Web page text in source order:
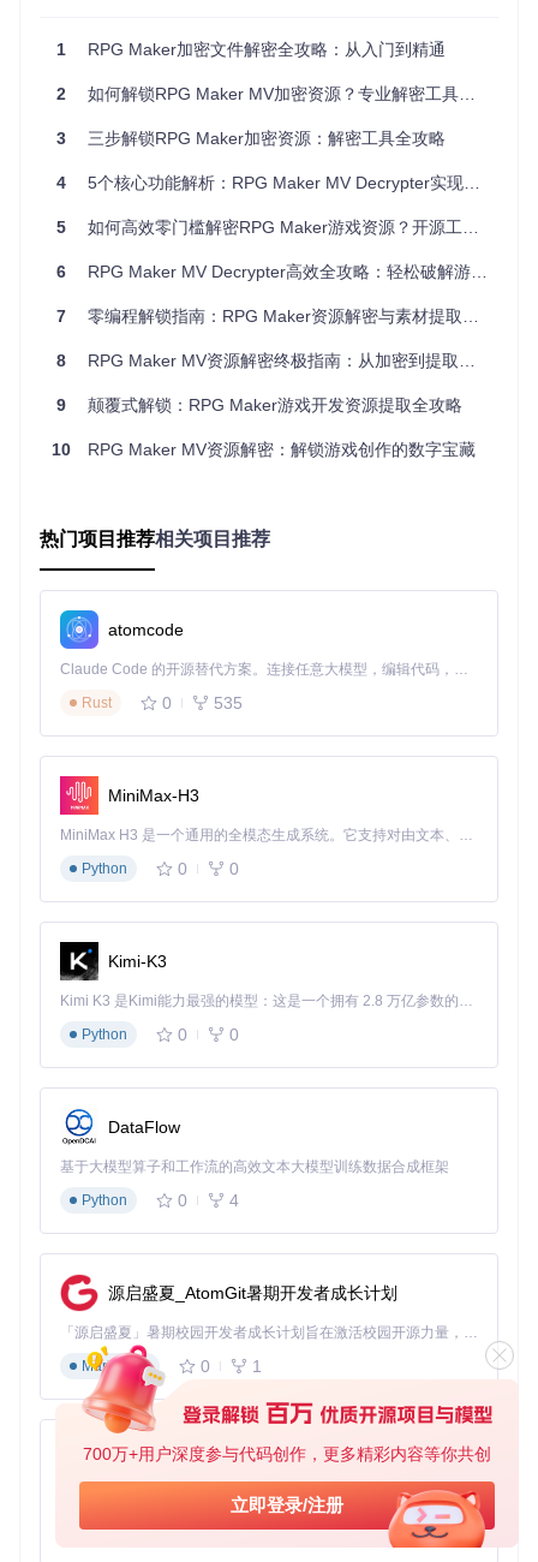
700万+用户深度参与代码创作，更多精彩内容等你共创
立即登录/注册
算法支持
项目生成功能 ：可自动还原完整的游戏项目结构
批量处理支持：支持多文件同时解密和目录级操作
版本并应用对应解密算法的核心组件），即使文件被重命名或
程。
操作指南：从安装到解密的完整流程
.NET Framework 4.5或更高版本（Windows系统）
Git工具（用于获取源码）
根据操作系统选择对应版本
Windows用户：直接使用Deploy目录下的可执行文件
其他系统：通过源码编译生成可执行文件
图形界面使用（适合新手用户）
在左侧文件列表中选择需要解密的资源
点击"Extract"按钮指定输出目录
勾选"Generate Project"可生成完整项目结构
预期结果
：解密后的文件将按原始目录结构保存，可直接用于
修改或分析。
命令行使用（适合进阶用户）
基本解密命令
生成项目文件
成功解密的文件数量和保存路径。
进阶技巧：不同用户类型的效率提升方案
新手用户指南
优先使用图形界面版本，直观了解文件结构
从单个小文件开始尝试，熟悉解密流程
利用"Generate Project"功能快速搭建可编辑的项目环境
进阶用户方案
创建批处理脚本处理多个游戏资源
1 RPG Maker加密文件解密全攻略：从入门到精通
2 如何解锁RPG Maker MV加密资源？专业解密工具全解析
3 三步解锁RPG Maker加密资源：解密工具全攻略
4 5个核心功能解析：RPG Maker MV Decrypter实现游戏资源解密全攻略
5 如何高效零门槛解密RPG Maker游戏资源？开源工具RPG Maker MV Decrypter全攻略
6 RPG Maker MV Decrypter高效全攻略：轻松破解游戏加密资源
7 零编程解锁指南：RPG Maker资源解密与素材提取完全攻略
8 RPG Maker MV资源解密终极指南：从加密到提取的完整实战攻略
9 颠覆式解锁：RPG Maker游戏开发资源提取全攻略
10 RPG Maker MV资源解密：解锁游戏创作的数字宝藏
热门项目推荐相关项目推荐
atomcode
Claude Code 的开源替代方案。连接任意大模型，编辑代码，运行命令，自动验证 — 全自动执行。用 Rust 构建，极致性能。 ｜ An open-source alternative to Claude Code. Connect any LLM, edit code, run commands, and verify changes — autonomously. Built in Rust for speed. Get Started
Rust
0 535
MiniMax-H3
MiniMax H3 是一个通用的全模态生成系统。它支持对由文本、图像、视频和音频组成的多模态上下文进行统一理解，并能生成分辨率高达 2K、时长可达 15 秒的带原生立体声音频的视频。得益于面向任务泛化的系统设计，H3 在预训练阶段就已具备广泛的多模态上下文理解与生成能力，能够出色地执行复杂的多模态指令。
Python
0 0
Kimi-K3
Kimi K3 是Kimi能力最强的模型：这是一个拥有 2.8 万亿参数的混合专家（MoE）模型，具备原生视觉理解能力，并支持 100 万 token 的上下文窗口。
Python
0 0
DataFlow
基于大模型算子和工作流的高效文本大模型训练数据合成框架
Python
0 4
源启盛夏_AtomGit暑期开发者成长计划
「源启盛夏」暑期校园开发者成长计划旨在激活校园开源力量，通过积分激励、认证扶持、资源倾斜等形式，引导高校组织和开发者完成「入驻 — 建项目 — 做贡献 — 获认证 — 得资源」的完整闭环。无论你是想带领社团入驻平台的组织者，还是希望用代码贡献证明自己的开发者，都能在这里找到属于你的成长路径。
Markdown
0 1
py-xiaozhi
基于Python的Xiaozhi AI，适用于想要完整Xiaozhi体验而无需拥有专用硬件的用户。
Python
0 1